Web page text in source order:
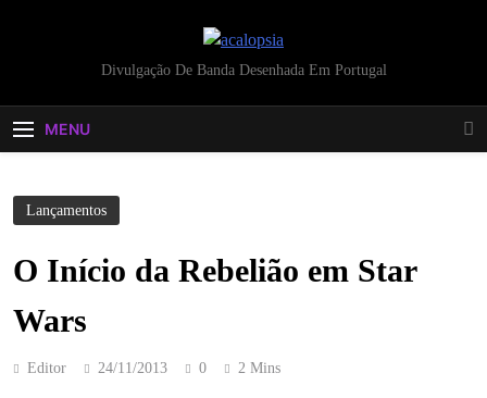
acalopsia
Divulgação De Banda Desenhada Em Portugal
MENU
Lançamentos
O Início da Rebelião em Star
Wars
Editor 24/11/2013 0 2 Mins